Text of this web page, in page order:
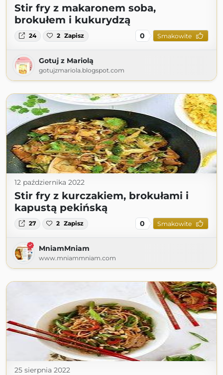
Stir fry z makaronem soba,
brokułem i kukurydzą
24 2 Zapisz 0 Smakowite
Gotuj z Mariolą
gotujzmariola.blogspot.com
12 października 2022
Stir fry z kurczakiem, brokułami i
kapustą pekińską
27 2 Zapisz 0 Smakowite
MniamMniam
www.mniammniam.com
25 sierpnia 2022